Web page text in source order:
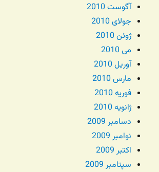
آگوست 2010
جولای 2010
ژوئن 2010
می 2010
آوریل 2010
مارس 2010
فوریه 2010
ژانویه 2010
دسامبر 2009
نوامبر 2009
اکتبر 2009
سپتامبر 2009